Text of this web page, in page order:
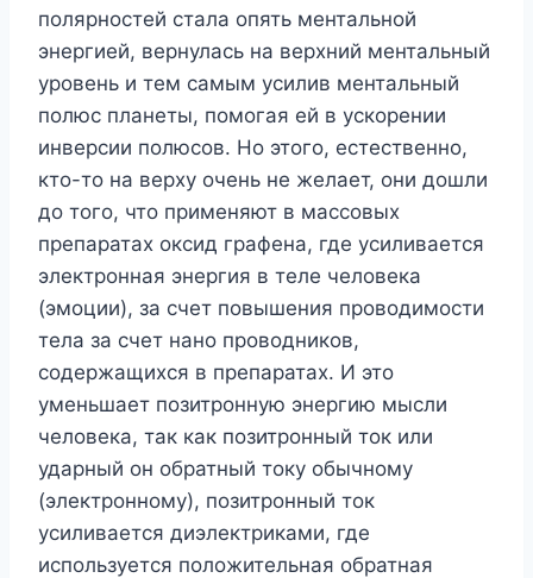
полярностей стала опять ментальной
энергией, вернулась на верхний ментальный
уровень и тем самым усилив ментальный
полюс планеты, помогая ей в ускорении
инверсии полюсов. Но этого, естественно,
кто-то на верху очень не желает, они дошли
до того, что применяют в массовых
препаратах оксид графена, где усиливается
электронная энергия в теле человека
(эмоции), за счет повышения проводимости
тела за счет нано проводников,
содержащихся в препаратах. И это
уменьшает позитронную энергию мысли
человека, так как позитронный ток или
ударный он обратный току обычному
(электронному), позитронный ток
усиливается диэлектриками, где
используется положительная обратная